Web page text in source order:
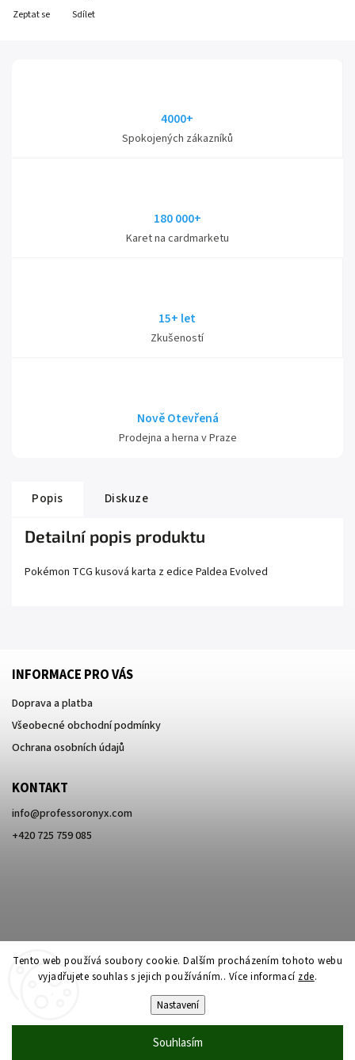
Tento web používá soubory cookie. Dalším procházením tohoto webu
vyjadřujete souhlas s jejich používáním.. Více informací zde.
Nastavení
Souhlasím
Zeptat se Sdílet
4000+
Spokojených zákazníků
180 000+
Karet na cardmarketu
15+ let
Zkušeností
Nově Otevřená
Prodejna a herna v Praze
Popis Diskuze
Detailní popis produktu
Pokémon TCG kusová karta z edice Paldea Evolved
INFORMACE PRO VÁS
Doprava a platba
Všeobecné obchodní podmínky
Ochrana osobních údajů
KONTAKT
info@professoronyx.com
+420 725 759 085
Professor Onyx. Všechna práva vyhrazena.